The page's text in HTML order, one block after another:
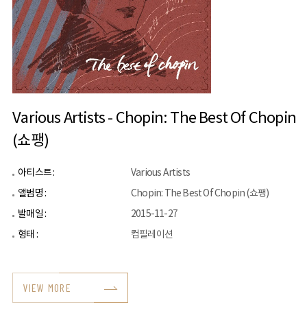
Various Artists - Chopin: The Best Of Chopin
(쇼팽)
아티스트 :
Various Artists
앨범명 :
Chopin: The Best Of Chopin (쇼팽)
발매일 :
2015-11-27
형태 :
컴필레이션
VIEW MORE